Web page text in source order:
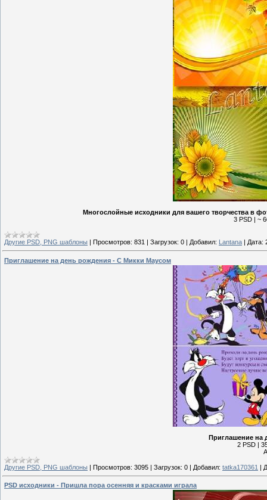
Многослойные исходники для вашего творчества в
3 PSD | ~
Другие PSD, PNG шаблоны | Просмотров: 831 | Загрузок: 0 | Добавил: Lantana | Дата:
Приглашение на день рождения - С Микки Маусом
Приглашение на
2 PSD |
Другие PSD, PNG шаблоны | Просмотров: 3095 | Загрузок: 0 | Добавил: tatka170361 |
PSD исходники - Пришла пора осенняя и красками играла